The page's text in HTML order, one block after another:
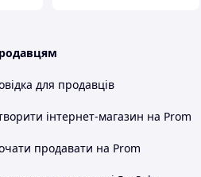
для продавців
інтернет-магазин на Prom
продавати на Prom